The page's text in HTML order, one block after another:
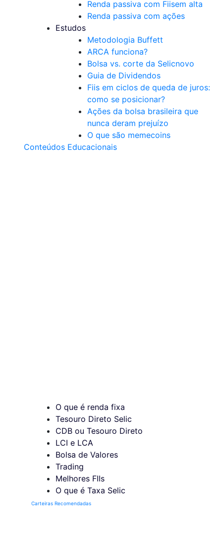
Renda passiva com Fiisem alta
Renda passiva com ações
Estudos
Metodologia Buffett
ARCA funciona?
Bolsa vs. corte da Selicnovo
Guia de Dividendos
Fiis em ciclos de queda de juros:
como se posicionar?
Ações da bolsa brasileira que
nunca deram prejuízo
O que são memecoins
Conteúdos Educacionais
O que é renda fixa
Tesouro Direto Selic
CDB ou Tesouro Direto
LCI e LCA
Bolsa de Valores
Trading
Melhores FIIs
O que é Taxa Selic
Carteiras Recomendadas